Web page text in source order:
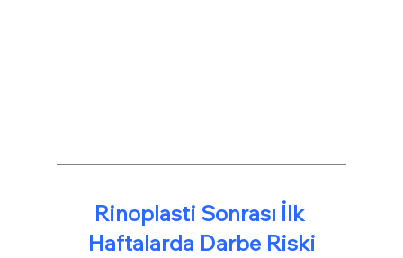
Rinoplasti Sonrası İlk
Haftalarda Darbe Riski